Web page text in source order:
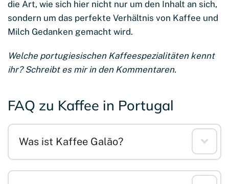
die Art, wie sich hier nicht nur um den Inhalt an sich,
sondern um das perfekte Verhältnis von Kaffee und
Milch Gedanken gemacht wird.
Welche portugiesischen Kaffeespezialitäten kennt
ihr? Schreibt es mir in den Kommentaren.
FAQ zu Kaffee in Portugal
Was ist Kaffee Galão?